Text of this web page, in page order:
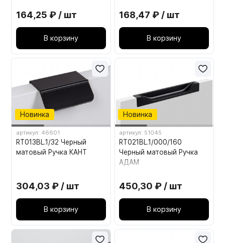
164,25 ₽ / шт
В корзину
168,47 ₽ / шт
В корзину
Новинка
артикул: 46601
RT013BL.1/32 Черный
матовый Ручка КАНТ
304,03 ₽ / шт
В корзину
Новинка
артикул: 51045
RT021BL.1/000/160
Черный матовый Ручка
АДАМ
450,30 ₽ / шт
В корзину